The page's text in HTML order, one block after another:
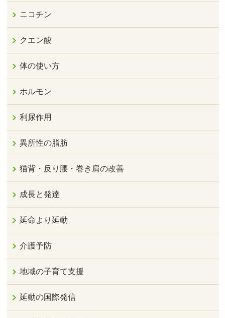
ニコチン
クエン酸
体の使い方
ホルモン
利尿作用
異所性の脂肪
猫背・反り腰・巻き肩の改善
成長と発達
延命より延動
介護予防
地域の子育て支援
延動の国際発信